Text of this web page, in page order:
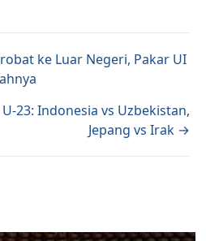
ke Luar Negeri, Pakar UI
23: Indonesia vs Uzbekistan,
Jepang vs Irak →